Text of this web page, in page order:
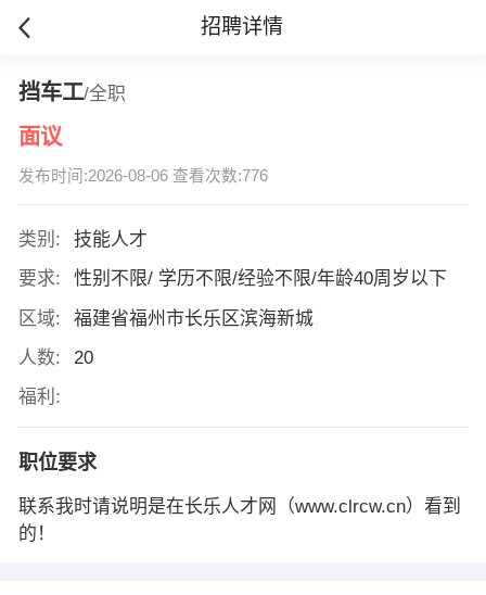
招聘详情
挡车工/全职
面议
发布时间:2026-08-06 查看次数:776
类别:
技能人才
要求:
性别不限/ 学历不限/经验不限/年龄40周岁以下
区域:
福建省福州市长乐区滨海新城
人数:
20
福利:
职位要求
联系我时请说明是在长乐人才网（www.clrcw.cn）看到
的！